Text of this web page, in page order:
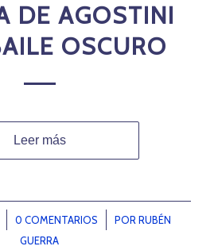
DE AGOSTINI
OSCURO
Leer más
0 COMENTARIOS
/ PORRUBÉN
GUERRA